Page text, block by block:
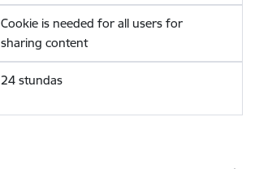
Cookie is needed for all users for
sharing content
24 stundas